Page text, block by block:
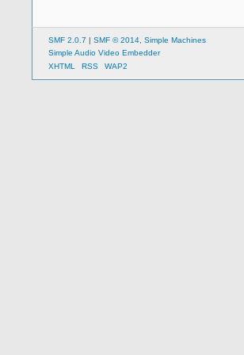
SMF 2.0.7 | SMF © 2014 Simple Machines
Simple Audio Video Embedder
XHTML
RSS WAP2